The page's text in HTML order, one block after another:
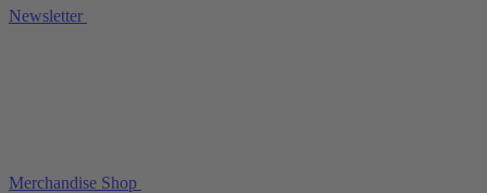
Newsletter
Merchandise Shop